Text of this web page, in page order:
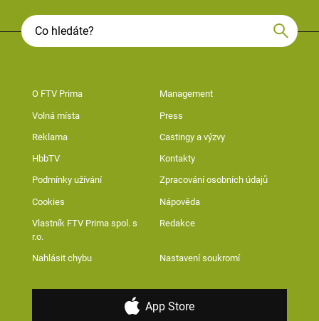
O FTV Prima Management
Volná místa Press
Reklama Castingy a výzvy
HbbTV Kontakty
Podmínky užívání Zpracování osobních údajů
Cookies Nápověda
Vlastník FTV Prima spol. s
r.o.
Redakce
Nahlásit chybu Nastavení soukromí
App Store